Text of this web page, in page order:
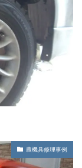
農機具修理事例